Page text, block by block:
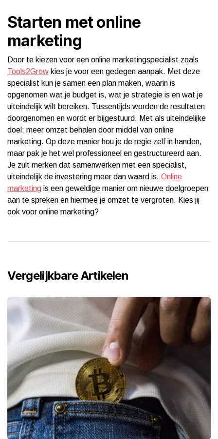
Starten met online
marketing
Door te kiezen voor een online marketingspecialist zoals
Tools2Grow kies je voor een gedegen aanpak. Met deze
specialist kun je samen een plan maken, waarin is
opgenomen wat je budget is, wat je strategie is en wat je
uiteindelijk wilt bereiken. Tussentijds worden de resultaten
doorgenomen en wordt er bijgestuurd. Met als uiteindelijke
doel; meer omzet behalen door middel van online
marketing. Op deze manier hou je de regie zelf in handen,
maar pak je het wel professioneel en gestructureerd aan.
Je zult merken dat samenwerken met een specialist,
uiteindelijk de investering meer dan waard is. Online
marketing is een geweldige manier om nieuwe doelgroepen
aan te spreken en hiermee je omzet te vergroten. Kies jij
ook voor online marketing?
Vergelijkbare Artikelen